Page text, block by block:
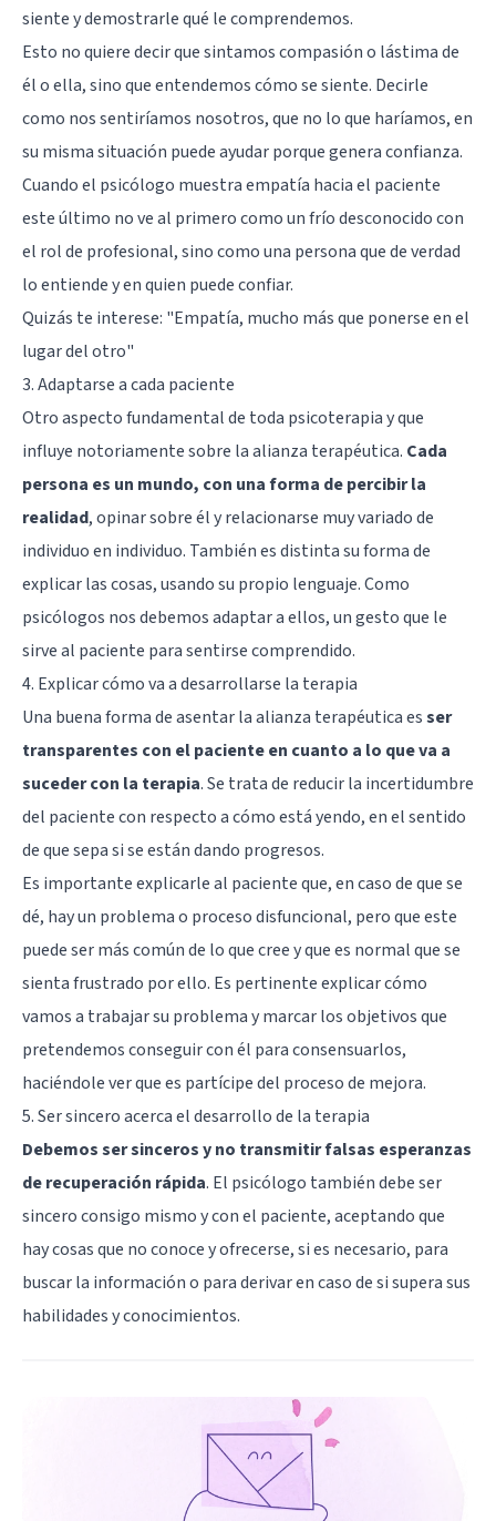
siente y demostrarle qué le comprendemos.
Esto no quiere decir que sintamos compasión o lástima de
él o ella, sino que entendemos cómo se siente. Decirle
como nos sentiríamos nosotros, que no lo que haríamos, en
su misma situación puede ayudar porque genera confianza.
Cuando el psicólogo muestra empatía hacia el paciente
este último no ve al primero como un frío desconocido con
el rol de profesional, sino como una persona que de verdad
lo entiende y en quien puede confiar.
Quizás te interese: "Empatía, mucho más que ponerse en el
lugar del otro"
3. Adaptarse a cada paciente
Otro aspecto fundamental de toda psicoterapia y que
influye notoriamente sobre la alianza terapéutica. Cada
persona es un mundo, con una forma de percibir la
realidad, opinar sobre él y relacionarse muy variado de
individuo en individuo. También es distinta su forma de
explicar las cosas, usando su propio lenguaje. Como
psicólogos nos debemos adaptar a ellos, un gesto que le
sirve al paciente para sentirse comprendido.
4. Explicar cómo va a desarrollarse la terapia
Una buena forma de asentar la alianza terapéutica esser
transparentes con el paciente en cuanto a lo que va a
suceder con la terapia. Se trata de reducir la incertidumbre
del paciente con respecto a cómo está yendo, en el sentido
de que sepa si se están dando progresos.
Es importante explicarle al paciente que, en caso de que se
dé, hay un problema o proceso disfuncional, pero que este
puede ser más común de lo que cree y que es normal que se
sienta frustrado por ello. Es pertinente explicar cómo
vamos a trabajar su problema y marcar los objetivos que
pretendemos conseguir con él para consensuarlos,
haciéndole ver que es partícipe del proceso de mejora.
5. Ser sincero acerca el desarrollo de la terapia
Debemos ser sinceros y no transmitir falsas esperanzas
de recuperación rápida. El psicólogo también debe ser
sincero consigo mismo y con el paciente, aceptando que
hay cosas que no conoce y ofrecerse, si es necesario, para
buscar la información o para derivar en caso de si supera sus
habilidades y conocimientos.